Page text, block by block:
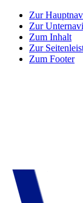
Zur
Zur
Zum Inhalt
Zur
Zum Footer